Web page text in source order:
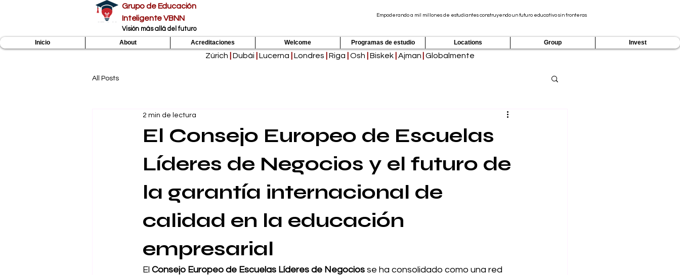
Grupo de Educación
Inteligente VBNN
​Visión más allá del futuro
Empoderando a mil millones de estudiantes construyendo un futuro educativo sin fronteras
Inicio About Acreditaciones Welcome Programas de estudio Locations Group Invest
Zúrich Dubái Lucerna Londres Riga Osh Biskek Ajman |Globalmente
All Posts
El Consejo Europeo de Escuelas
Líderes de Negocios y el futuro de
la garantía internacional de
calidad en la educación
empresarial
2 min de lectura
El Consejo Europeo de Escuelas Líderes de Negocios se ha consolidado como una red